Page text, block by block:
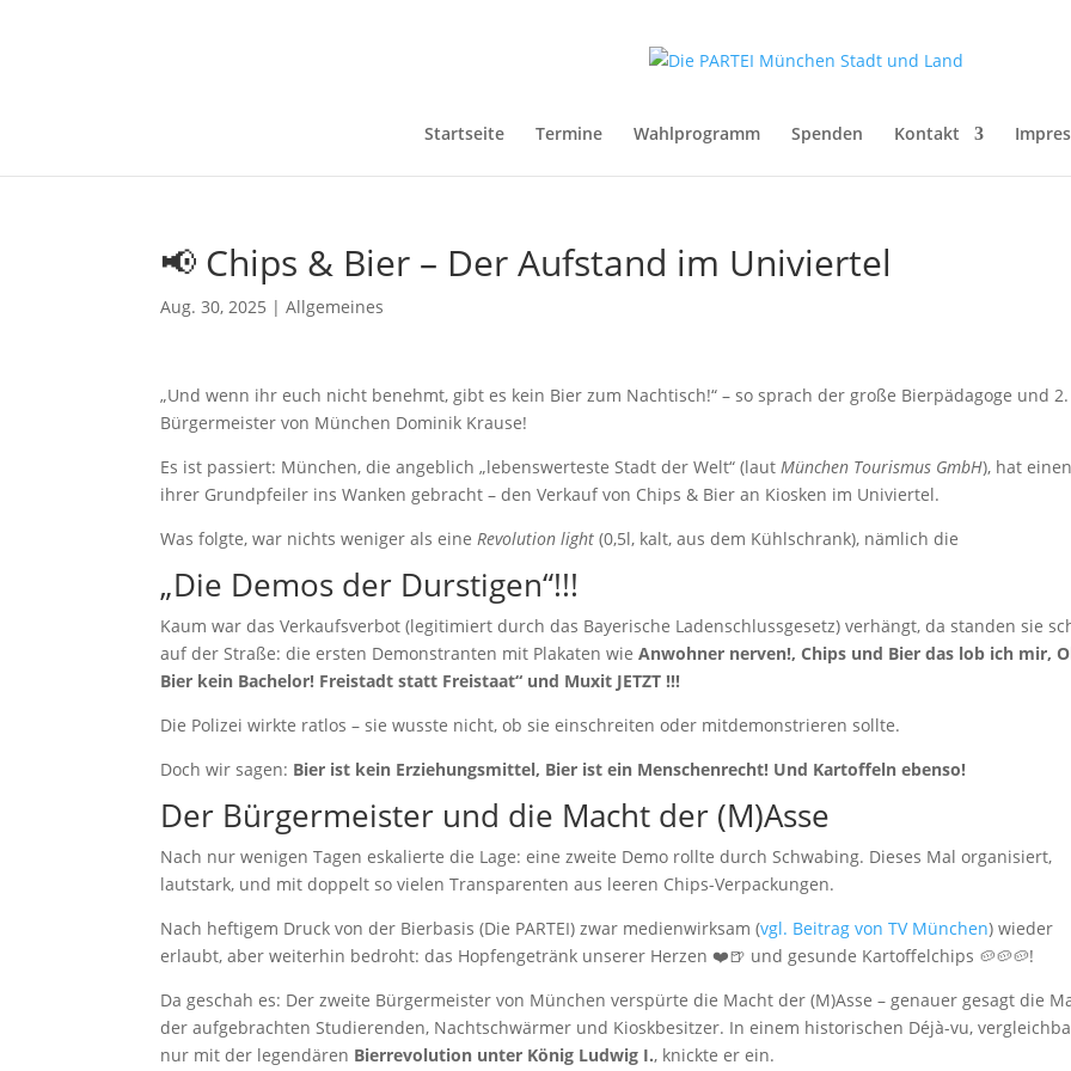
Startseite Termine Wahlprogramm Spenden Kontakt
📢 Chips & Bier – Der Aufstand im Univiertel
Aug. 30, 2025 |Allgemeines
„Und wenn ihr euch nicht benehmt, gibt es kein Bier zum Nachtisch!“ – so sprach der große Bierpädagoge und 2.
Bürgermeister von München Dominik Krause!
Es ist passiert: München, die angeblich „lebenswerteste Stadt der Welt“ (lautMünchen Tourismus GmbH), hat einen
ihrer Grundpfeiler ins Wanken gebracht – den Verkauf von Chips & Bier an Kiosken im Univiertel.
Was folgte, war nichts weniger als eineRevolution light (0,5l, kalt, aus dem Kühlschrank), nämlich die
„Die Demos der Durstigen“!!!
Kaum war das Verkaufsverbot (legitimiert durch das Bayerische Ladenschlussgesetz) verhängt, da standen sie
auf der Straße: die ersten Demonstranten mit Plakaten wieAnwohner nerven!, Chips und Bier das lob ich mir,
Bier kein Bachelor! Freistadt statt Freistaat“ und Muxit JETZT !!!
Die Polizei wirkte ratlos – sie wusste nicht, ob sie einschreiten oder mitdemonstrieren sollte.
Doch wir sagen: Bier ist kein Erziehungsmittel, Bier ist ein Menschenrecht! Und Kartoffeln ebenso!
Der Bürgermeister und die Macht der (M)Asse
Nach nur wenigen Tagen eskalierte die Lage: eine zweite Demo rollte durch Schwabing. Dieses Mal organisiert,
lautstark, und mit doppelt so vielen Transparenten aus leeren Chips-Verpackungen.
Nach heftigem Druck von der Bierbasis (Die PARTEI) zwar medienwirksam (vgl. Beitrag von TV München) wieder
erlaubt, aber weiterhin bedroht: das Hopfengetränk unserer Herzen ❤️🍺 und gesunde Kartoffelchips 🥔🥔🥔!
Da geschah es: Der zweite Bürgermeister von München verspürte die Macht der (M)Asse – genauer gesagt die
der aufgebrachten Studierenden, Nachtschwärmer und Kioskbesitzer. In einem historischen Déjà-vu,
nur mit der legendären Bierrevolution unter König Ludwig I., knickte er ein.